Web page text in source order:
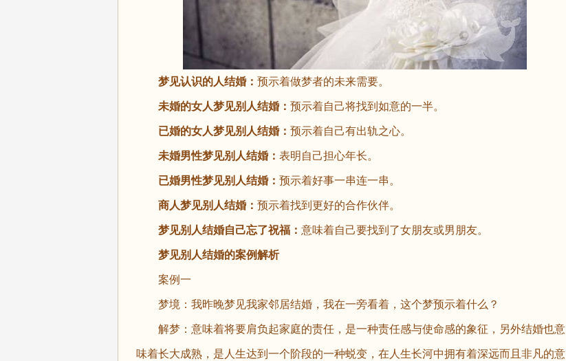
梦见认识的人结婚： 预示着做梦者的未来需要。
未婚的女人梦见别人结婚： 预示着自己将找到如意的一半。
已婚的女人梦见别人结婚： 预示着自己有出轨之心。
未婚男性梦见别人结婚： 表明自己担心年长。
已婚男性梦见别人结婚： 预示着好事一串连一串。
商人梦见别人结婚： 预示着找到更好的合作伙伴。
梦见别人结婚自己忘了祝福： 意味着自己要找到了女朋友或男朋友。
梦见别人结婚的案例解析
案例一
梦境：我昨晚梦见我家邻居结婚，我在一旁看着，这个梦预示着什么？
解梦：意味着将要肩负起家庭的责任，是一种责任感与使命感的象征，另外结婚也意
味着长大成熟，是人生达到一个阶段的一种蜕变，在人生长河中拥有着深远而且非凡的意